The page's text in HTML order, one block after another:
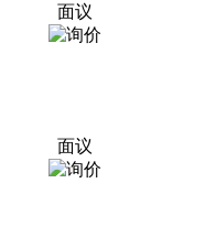
面议
面议